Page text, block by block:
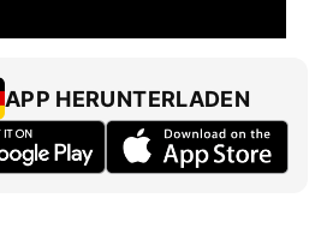
APP HERUNTERLADEN